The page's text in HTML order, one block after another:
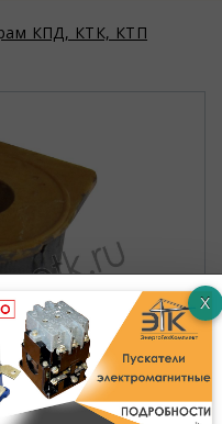
КПД, КТК, КТП